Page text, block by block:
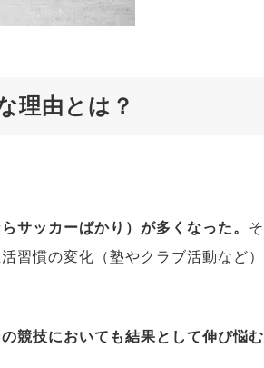
理由とは？
サッカーばかり）が多くなった。 そ
習慣の変化（塾やクラブ活動など）
競技においても結果として伸び悩む